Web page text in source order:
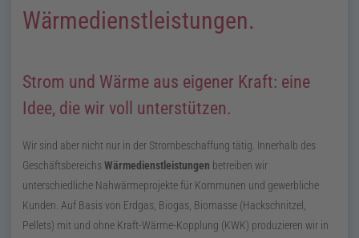
Wärmedienstleistungen.
Strom und Wärme aus eigener Kraft: eine
Idee, die wir voll unterstützen.
Wir sind aber nicht nur in der Strombeschaffung tätig. Innerhalb des
GeschäftsbereichsWärmedienstleistungen betreiben wir
unterschiedliche Nahwärmeprojekte für Kommunen und gewerbliche
Kunden. Auf Basis von Erdgas, Biogas, Biomasse (Hackschnitzel,
Pellets) mit und ohne Kraft-Wärme-Kopplung (KWK) produzieren wir in